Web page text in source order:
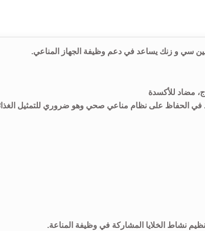
مضاد للأكسدة
في الحفاظ على نظام مناعي صحي وهو ضروري للتمثيل
نشاط الخلايا المشاركة في وظيفة المناعة.